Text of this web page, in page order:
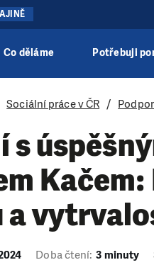
Co děláme Potřebuji
Sociální práce v ČR
s
Doba čtení: 3 minuty